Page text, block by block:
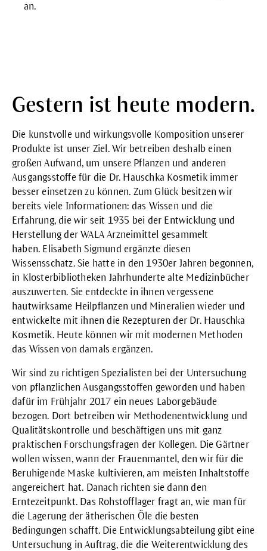
an.
Gestern ist heute modern.
Die kunstvolle und wirkungsvolle Komposition unserer
Produkte ist unser Ziel. Wir betreiben deshalb einen
großen Aufwand, um unsere Pflanzen und anderen
Ausgangsstoffe für die Dr. Hauschka Kosmetik immer
besser einsetzen zu können. Zum Glück besitzen wir
bereits viele Informationen: das Wissen und die
Erfahrung, die wir seit 1935 bei der Entwicklung und
Herstellung derWALA Arzneimittel gesammelt
haben. Elisabeth Sigmund ergänzte diesen
Wissensschatz. Sie hatte in den 1930er Jahren begonnen,
in Klosterbibliotheken Jahrhunderte alte Medizinbücher
auszuwerten. Sie entdeckte in ihnen vergessene
hautwirksame Heilpflanzen und Mineralien wieder und
entwickelte mit ihnen die Rezepturen der Dr. Hauschka
Kosmetik. Heute können wir mit modernen Methoden
das Wissen von damals ergänzen.
Wir sind zu richtigen Spezialisten bei der Untersuchung
von pflanzlichen Ausgangsstoffen geworden und haben
dafür im Frühjahr 2017 ein neues Laborgebäude
bezogen. Dort betreiben wir Methodenentwicklung und
Qualitätskontrolle und beschäftigen uns mit ganz
praktischen Forschungsfragen der Kollegen. Die Gärtner
wollen wissen, wann der Frauenmantel, den wir für die
Beruhigende Maske kultivieren, am meisten Inhaltstoffe
angereichert hat. Danach richten sie dann den
Erntezeitpunkt. Das Rohstofflager fragt an, wie man für
die Lagerung der ätherischen Öle die besten
Bedingungen schafft. Die Entwicklungsabteilung gibt eine
Untersuchung in Auftrag, die die Weiterentwicklung des